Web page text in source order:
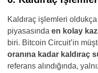
Kaldıraç işlemleri
piyasasında en kolay
biri. Bitcoin Circuit’in
oranına kadar kaldıraç
referans alındığında,